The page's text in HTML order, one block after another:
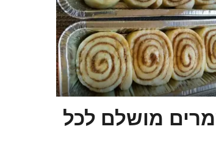
מושלם לכל